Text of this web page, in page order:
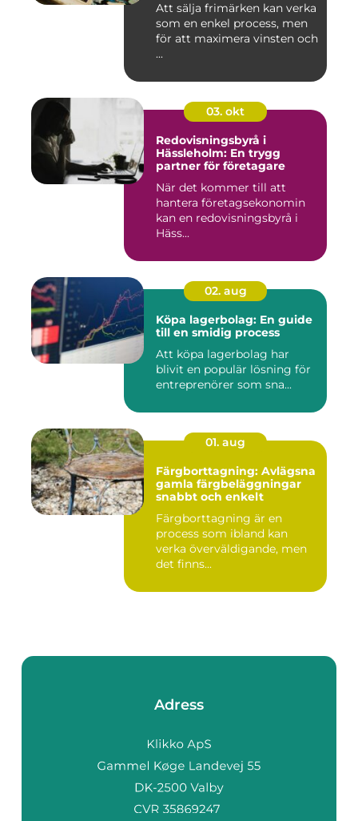
Att sälja frimärken kan verka
som en enkel process, men
för att maximera vinsten och
...
03. okt
Redovisningsbyrå i
Hässleholm: En trygg
partner för företagare
När det kommer till att
hantera företagsekonomin
kan en redovisningsbyrå i
Häss...
02. aug
Köpa lagerbolag: En guide
till en smidig process
Att köpa lagerbolag har
blivit en populär lösning för
entreprenörer som sna...
01. aug
Färgborttagning: Avlägsna
gamla färgbeläggningar
snabbt och enkelt
Färgborttagning är en
process som ibland kan
verka överväldigande, men
det finns...
Adress